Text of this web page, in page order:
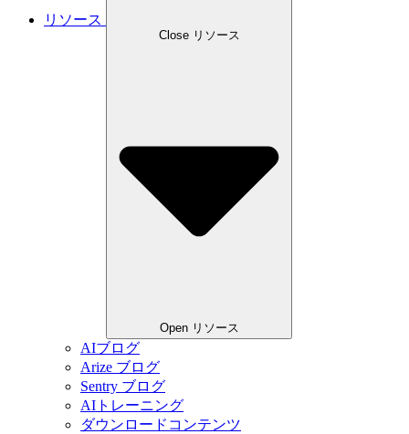
リソース
Close リソース
Open リソース
AIブログ
Arize ブログ
Sentry ブログ
AIトレーニング
ダウンロードコンテンツ